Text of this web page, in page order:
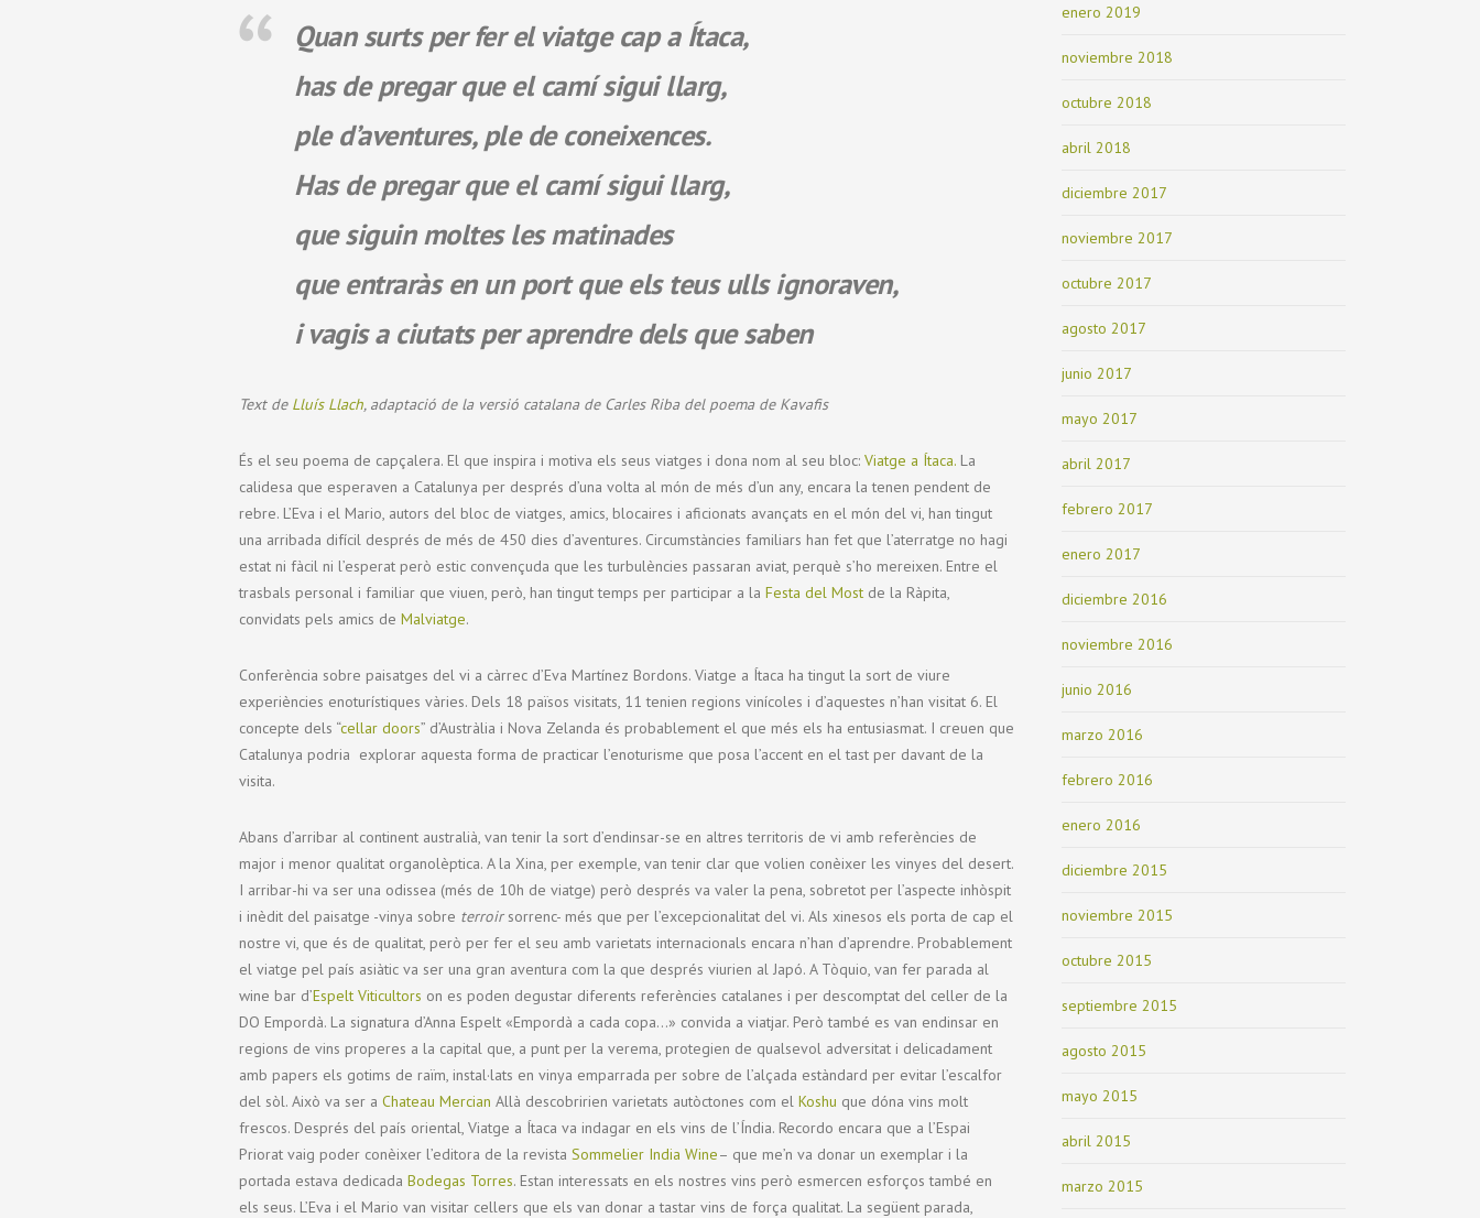
Quan surts per fer el viatge cap a Ítaca,
has de pregar que el camí sigui llarg,
ple d’aventures, ple de coneixences.
Has de pregar que el camí sigui llarg,
que siguin moltes les matinades
que entraràs en un port que els teus ulls ignoraven,
i vagis a ciutats per aprendre dels que saben
Text de Lluís Llach, adaptació de la versió catalana de Carles Riba del poema de Kavafis
És el seu poema de capçalera. El que inspira i motiva els seus viatges i dona nom al seu bloc: Viatge a Ítaca. La
calidesa que esperaven a Catalunya per després d’una volta al món de més d’un any, encara la tenen pendent de
rebre. L’Eva i el Mario, autors del bloc de viatges, amics, blocaires i aficionats avançats en el món del vi, han tingut
una arribada difícil després de més de 450 dies d’aventures. Circumstàncies familiars han fet que l’aterratge no hagi
estat ni fàcil ni l’esperat però estic convençuda que les turbulències passaran aviat, perquè s’ho mereixen. Entre el
trasbals personal i familiar que viuen, però, han tingut temps per participar a la Festa del Most de la Ràpita,
convidats pels amics de Malviatge.
Conferència sobre paisatges del vi a càrrec d’Eva Martínez Bordons. Viatge a Ítaca ha tingut la sort de viure
experiències enoturístiques vàries. Dels 18 països visitats, 11 tenien regions vinícoles i d’aquestes n’han visitat 6. El
concepte dels “cellar doors” d’Austràlia i Nova Zelanda és probablement el que més els ha entusiasmat. I creuen que
Catalunya podria explorar aquesta forma de practicar l’enoturisme que posa l’accent en el tast per davant de la
visita.
Abans d’arribar al continent australià, van tenir la sort d’endinsar-se en altres territoris de vi amb referències de
major i menor qualitat organolèptica. A la Xina, per exemple, van tenir clar que volien conèixer les vinyes del desert.
I arribar-hi va ser una odissea (més de 10h de viatge) però després va valer la pena, sobretot per l’aspecte inhòspit
i inèdit del paisatge -vinya sobre terroirsorrenc- més que per l’excepcionalitat del vi. Als xinesos els porta de cap el
nostre vi, que és de qualitat, però per fer el seu amb varietats internacionals encara n’han d’aprendre. Probablement
el viatge pel país asiàtic va ser una gran aventura com la que després viurien al Japó. A Tòquio, van fer parada al
wine bar d’Espelt Viticultors on es poden degustar diferents referències catalanes i per descomptat del celler de la
DO Empordà. La signatura d’Anna Espelt «Empordà a cada copa…» convida a viatjar. Però també es van endinsar en
regions de vins properes a la capital que, a punt per la verema, protegien de qualsevol adversitat i delicadament
amb papers els gotims de raïm, instal·lats en vinya emparrada per sobre de l’alçada estàndard per evitar l’escalfor
del sòl. Això va ser a Chateau Mercian Allà descobririen varietats autòctones com el Koshu que dóna vins molt
frescos. Després del país oriental, Viatge a Ítaca va indagar en els vins de l’Índia. Recordo encara que a l’Espai
Priorat vaig poder conèixer l’editora de la revista Sommelier India Wine– que me’n va donar un exemplar i la
portada estava dedicada Bodegas Torres. Estan interessats en els nostres vins però esmercen esforços també en
els seus. L’Eva i el Mario van visitar cellers que els van donar a tastar vins de força qualitat. La següent parada,
enero 2019
noviembre 2018
octubre 2018
abril 2018
diciembre 2017
noviembre 2017
octubre 2017
agosto 2017
junio 2017
mayo 2017
abril 2017
febrero 2017
enero 2017
diciembre 2016
noviembre 2016
junio 2016
marzo 2016
febrero 2016
enero 2016
diciembre 2015
noviembre 2015
octubre 2015
septiembre 2015
agosto 2015
mayo 2015
abril 2015
marzo 2015